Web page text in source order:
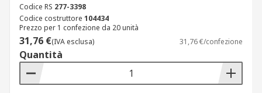
Codice RS 277-3398
Codice costruttore 104434
Prezzo per 1 confezione da 20 unità
31,76 €(IVA esclusa) 31,76 €/confezione
Quantità